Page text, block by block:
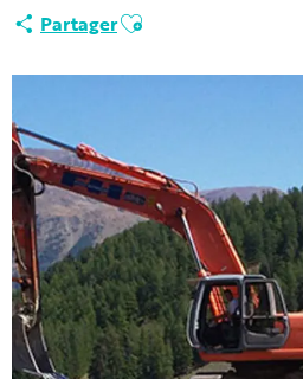
PartagerAjouter aux favoris